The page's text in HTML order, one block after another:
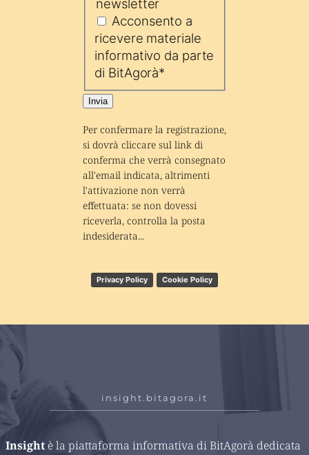
newsletter
Acconsento a
ricevere materiale
informativo da parte
di BitAgorà*
Invia
Per confermare la registrazione,
si dovrà cliccare sul link di
conferma che verrà consegnato
all'email indicata, altrimenti
l'attivazione non verrà
effettuata: se non dovessi
riceverla, controlla la posta
indesiderata...
Privacy Policy Cookie Policy
insight.bitagora.it
Insight è la piattaforma informativa di BitAgorà dedicata